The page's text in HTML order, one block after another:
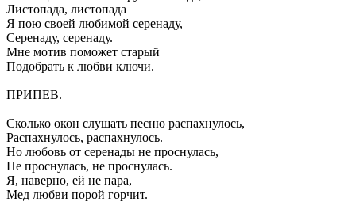
Листопада, листопада
Я пою своей любимой серенаду,
Серенаду, серенаду.
Мне мотив поможет старый
Подобрать к любви ключи.
ПРИПЕВ.
Сколько окон слушать песню распахнулось,
Распахнулось, распахнулось.
Но любовь от серенады не проснулась,
Не проснулась, не проснулась.
Я, наверно, ей не пара,
Мед любви порой горчит.